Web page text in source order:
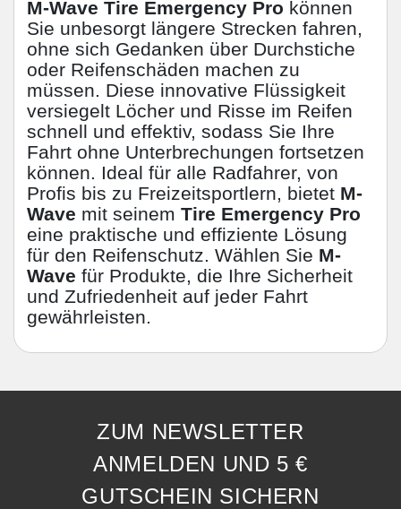
M-Wave Tire Emergency Pro können
Sie unbesorgt längere Strecken fahren,
ohne sich Gedanken über Durchstiche
oder Reifenschäden machen zu
müssen. Diese innovative Flüssigkeit
versiegelt Löcher und Risse im Reifen
schnell und effektiv, sodass Sie Ihre
Fahrt ohne Unterbrechungen fortsetzen
können. Ideal für alle Radfahrer, von
Profis bis zu Freizeitsportlern, bietet M-
Wave mit seinem Tire Emergency Pro
eine praktische und effiziente Lösung
für den Reifenschutz. Wählen Sie M-
Wave für Produkte, die Ihre Sicherheit
und Zufriedenheit auf jeder Fahrt
gewährleisten.
ZUM NEWSLETTER
ANMELDEN UND 5 €
GUTSCHEIN SICHERN